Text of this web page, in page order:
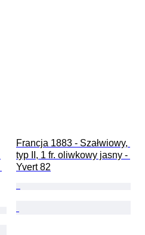
Francja 1883 - Szałwiowy,
typ II, 1 fr. oliwkowy jasny -
Yvert 82